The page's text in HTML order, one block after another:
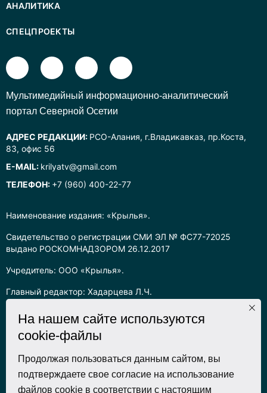
Наименование издания: «Крылья».
Свидетельство о регистрации СМИ ЭЛ № ФС77-72025
выдано РОСКОМНАДЗОРОМ 26.12.2017
Учредитель: ООО «Крылья».
Главный редактор: Хадарцева Л.Ч.
Информация на сайте предназначена для лиц старше 16 лет.
Все права на любые материалы, опубликованные на сайте,
защищены в соответствии с российским законодательством
об интеллектуальной собственности. Любое использование
текстовых, фото, аудио и видеоматериалов возможно только
с согласия правообладателя (ООО «Крылья») и при строгом
АНАЛИТИКА
СПЕЦПРОЕКТЫ
Mультимедийный информационно-аналитический
портал Северной Осетии
АДРЕС РЕДАКЦИИ: РСО-Алания, г.Владикавказ, пр.Коста,
83, офис 56
E-MAIL: krilyatv@gmail.com
ТЕЛЕФОН: +7 (960) 400-22-77
На нашем сайте используются
cookie-файлы
Продолжая пользоваться данным сайтом, вы
подтверждаете свое согласие на использование
файлов cookie в соответствии с настоящим